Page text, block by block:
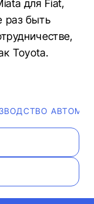
для Fiat,
раз быть
Toyota.